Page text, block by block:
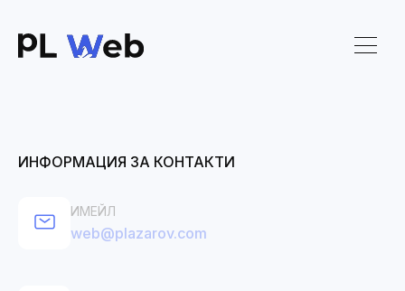
ИНФОРМАЦИЯ ЗА КОНТАКТИ
ИМЕЙЛ
web@plazarov.com